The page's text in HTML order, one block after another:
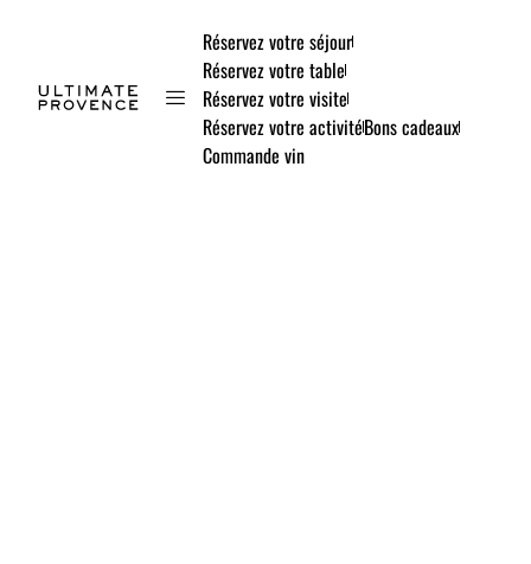
Réservez votre séjour
Réservez votre table
Réservez votre visite
Réservez votre activitéBons cadeaux
Commande vin